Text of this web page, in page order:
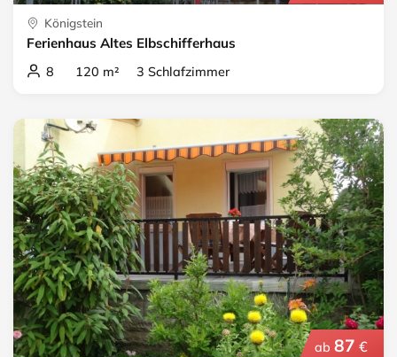
Königstein
Ferienhaus Altes Elbschifferhaus
8 120 m² 3 Schlafzimmer
ab 87 €